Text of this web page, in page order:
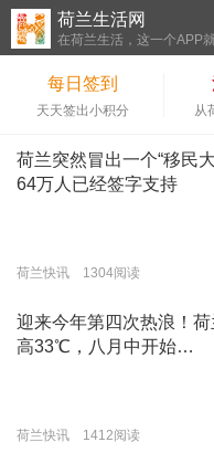
荷兰生活网
在荷兰生活，这一个APP
每日签到
天天签出小积分 从
荷兰突然冒出一个“移民
64万人已经签字支持
荷兰快讯 1304阅读
迎来今年第四次热浪！
高33℃，八月中开始…
荷兰快讯 1412阅读